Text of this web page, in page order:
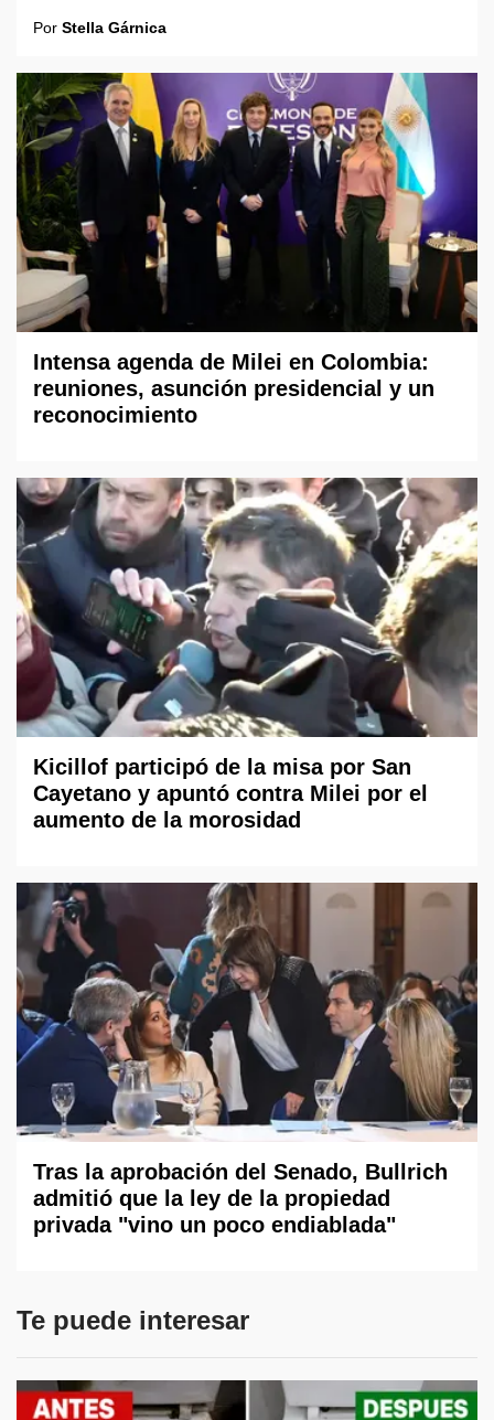
Por Stella Gárnica
Intensa agenda de Milei en Colombia:
reuniones, asunción presidencial y un
reconocimiento
Kicillof participó de la misa por San
Cayetano y apuntó contra Milei por el
aumento de la morosidad
Tras la aprobación del Senado, Bullrich
admitió que la ley de la propiedad
privada "vino un poco endiablada"
Te puede interesar